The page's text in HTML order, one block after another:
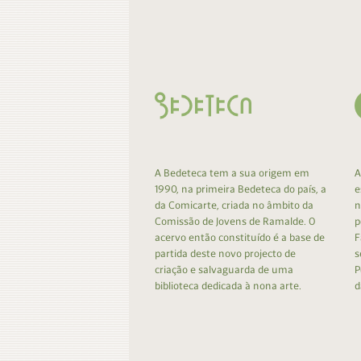
A Bedeteca tem a sua origem em
1990, na primeira Bedeteca do país, a
da Comicarte, criada no âmbito da
Comissão de Jovens de Ramalde. O
acervo então constituído é a base de
partida deste novo projecto de
criação e salvaguarda de uma
biblioteca dedicada à nona arte.